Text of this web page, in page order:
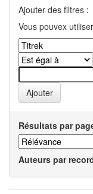
Ajouter des filtres :
Vous pouvex
Résultats par
Auteurs par